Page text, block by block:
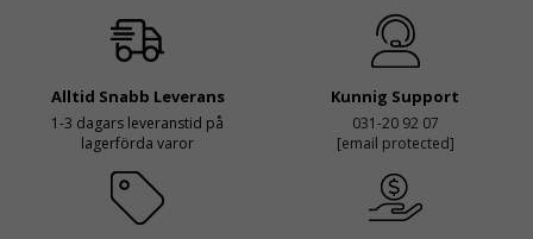
Alltid Snabb Leverans
1-3 dagars leveranstid på
lagerförda varor
Kunnig Support
031-20 92 07
[email protected]